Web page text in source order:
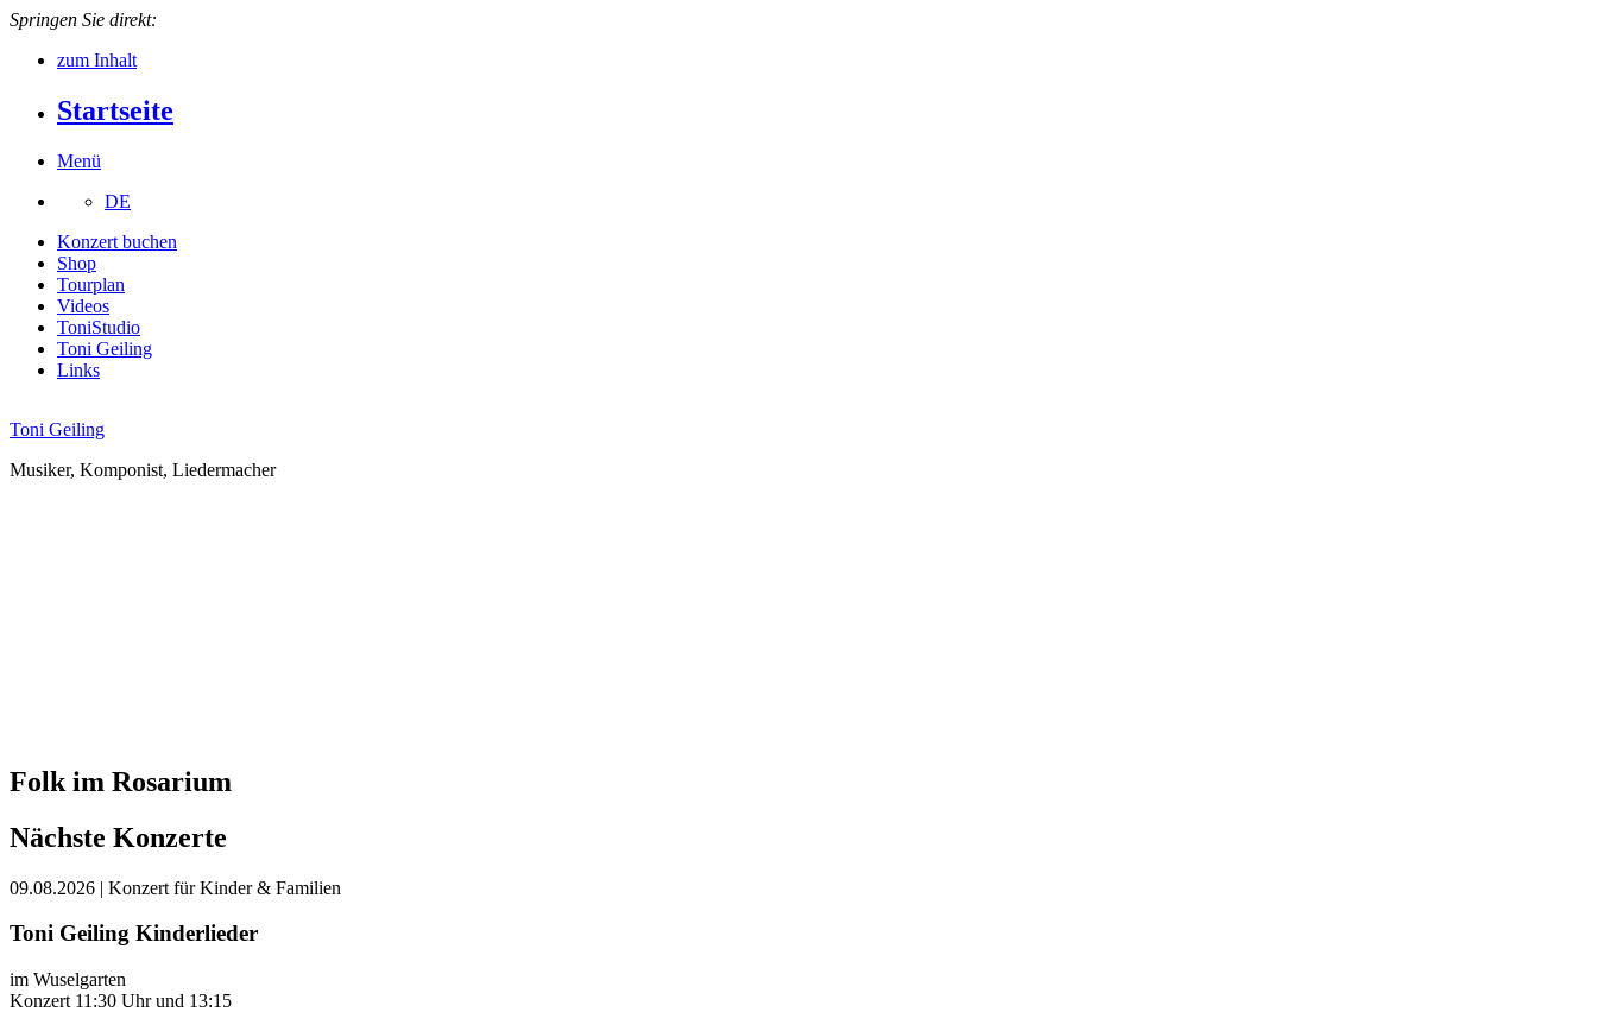
Springen Sie direkt:
zum Inhalt
Startseite
Menü
DE
Konzert buchen
Shop
Tourplan
Videos
ToniStudio
Toni Geiling
Links
Toni Geiling
Musiker, Komponist, Liedermacher
Folk im Rosarium
Nächste Konzerte
09.08.2026 | Konzert für Kinder & Familien
Toni Geiling Kinderlieder
im Wuselgarten
Konzert 11:30 Uhr und 13:15